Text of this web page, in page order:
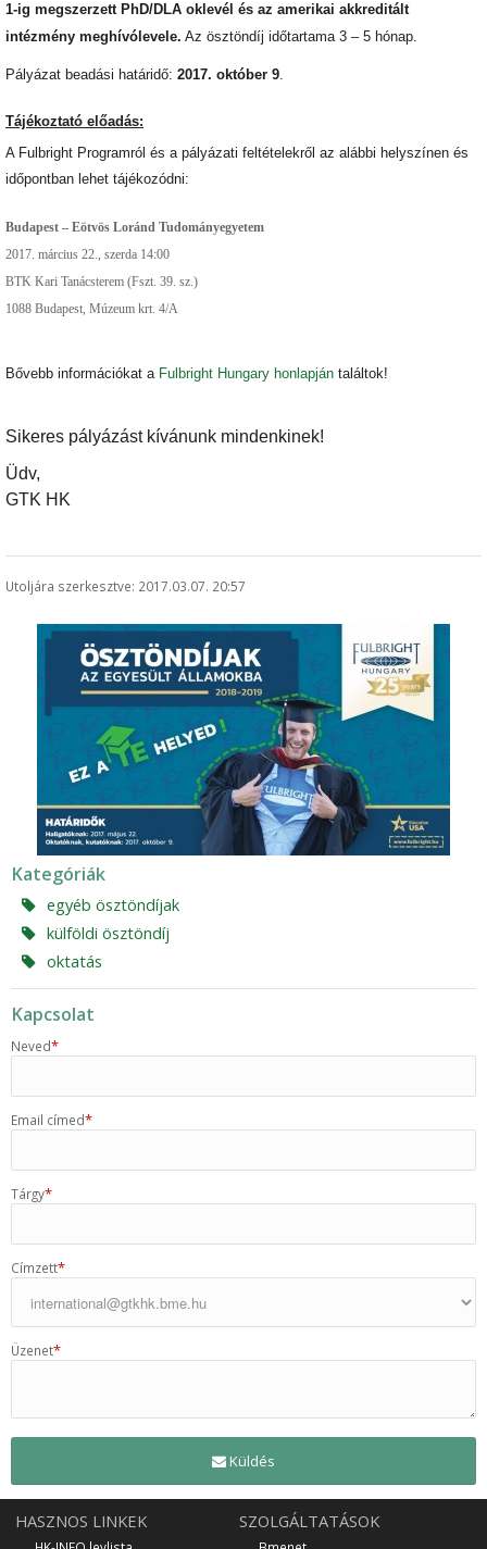
1-ig megszerzett PhD/DLA oklevél és az amerikai akkreditált
intézmény meghívólevele. Az ösztöndíj időtartama 3 – 5 hónap.
Pályázat beadási határidő: 2017. október 9.
Tájékoztató előadás:
A Fulbright Programról és a pályázati feltételekről az alábbi helyszínen és
időpontban lehet tájékozódni:
Budapest – Eötvös Loránd Tudományegyetem
2017. március 22., szerda 14:00
BTK Kari Tanácsterem (Fszt. 39. sz.)
1088 Budapest, Múzeum krt. 4/A
Bővebb információkat a Fulbright Hungary honlapján találtok!
Sikeres pályázást kívánunk mindenkinek!
Üdv,
GTK HK
Utoljára szerkesztve: 2017.03.07. 20:57
Kategóriák
egyéb ösztöndíjak
külföldi ösztöndíj
oktatás
Kapcsolat
Neved*
Email címed*
Tárgy*
Címzett*
Üzenet*
Küldés
HASZNOS LINKEK SZOLGÁLTATÁSOK